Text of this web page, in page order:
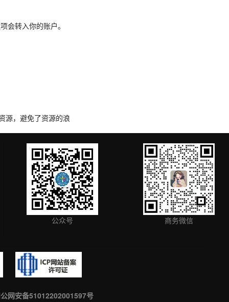
会转入你的账户。
源，避免了资源的浪
公众号 商务微信
网安备51012202001597号